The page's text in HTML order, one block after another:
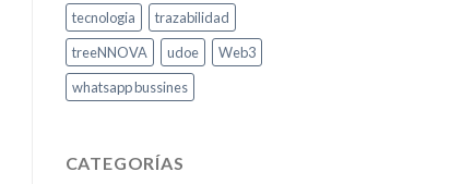
tecnologia
trazabilidad
treeNNOVA
udoe
Web3
whatsapp bussines
CATEGORÍAS